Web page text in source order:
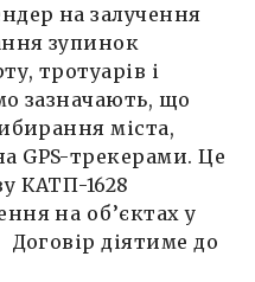
на залучення
зупинок
тротуарів і
зазначають, що
міста,
GPS-трекерами. Це
КАТП-1628
на об’єктах у
діятиме до